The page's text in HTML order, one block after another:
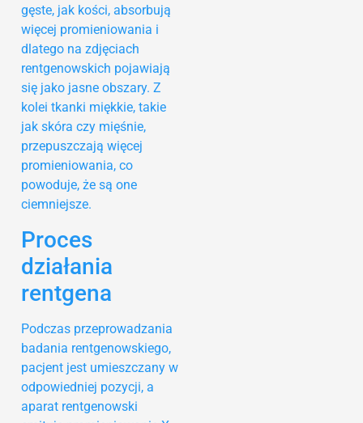
gęste, jak kości, absorbują
więcej promieniowania i
dlatego na zdjęciach
rentgenowskich pojawiają
się jako jasne obszary. Z
kolei tkanki miękkie, takie
jak skóra czy mięśnie,
przepuszczają więcej
promieniowania, co
powoduje, że są one
ciemniejsze.
Proces
działania
rentgena
Podczas przeprowadzania
badania rentgenowskiego,
pacjent jest umieszczany w
odpowiedniej pozycji, a
aparat rentgenowski